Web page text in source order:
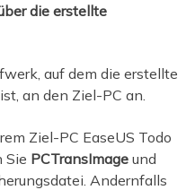
die erstellte
auf dem die erstellte
an den Ziel-PC an.
Ziel-PC EaseUS Todo
Sie PCTransImageund
Andernfalls